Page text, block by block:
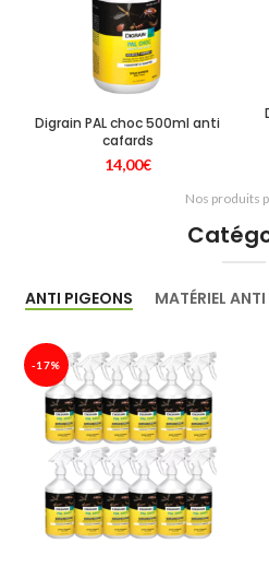
Digrain PAL choc 500ml anti
cafards
14,00€
Nos produits
ANTI PIGEONS MATÉRIEL
-17%